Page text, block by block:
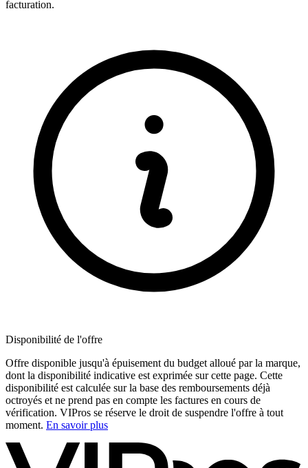
facturation.
Disponibilité de l'offre
Offre disponible jusqu'à épuisement du budget alloué par la marque,
dont la disponibilité indicative est exprimée sur cette page. Cette
disponibilité est calculée sur la base des remboursements déjà
octroyés et ne prend pas en compte les factures en cours de
vérification. VIPros se réserve le droit de suspendre l'offre à tout
moment. En savoir plus